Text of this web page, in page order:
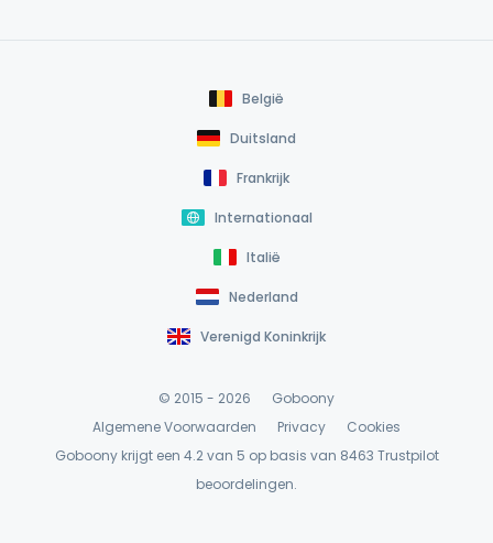
België
Duitsland
Frankrijk
Internationaal
Italië
Nederland
Verenigd Koninkrijk
© 2015 - 2026
Goboony
Algemene Voorwaarden
Privacy
Cookies
Goboony krijgt een 4.2 van 5 op basis van 8463 Trustpilot
beoordelingen.